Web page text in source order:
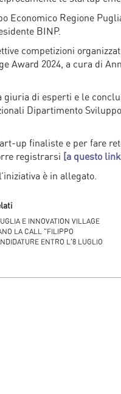
Economico Regione
BINP.
competizioni
Award 2024, a cura di
giuria di esperti e le
Dipartimento Sviluppo
up finaliste e per fare
registrarsi [a questo
è in allegato.
E INNOVATION VILLAGE
LA CALL "FILIPPO
ENTRO L'8 LUGLIO